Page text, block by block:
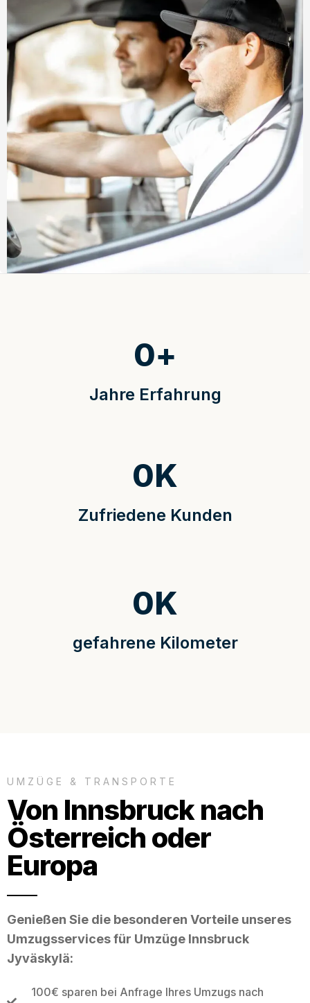
Jahre Erfahrung
0+
Zufriedene Kunden
0K
gefahrene Kilometer
0K
UMZÜGE & TRANSPORTE
Von Innsbruck nach
Österreich oder
Europa
Genießen Sie die besonderen Vorteile unseres
Umzugsservices für Umzüge Innsbruck
Jyväskylä:
100€ sparen bei Anfrage Ihres Umzugs nach